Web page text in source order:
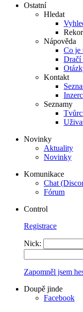
Ostatní
Hledat
Nápověda
Co je
Dračí
Kontakt
Seznamy
Novinky
Aktuality
Novinky
Komunikace
Chat
Fórum
Control
Registrace
Nick:
Zapomněl jsem
Doupě jinde
Facebook